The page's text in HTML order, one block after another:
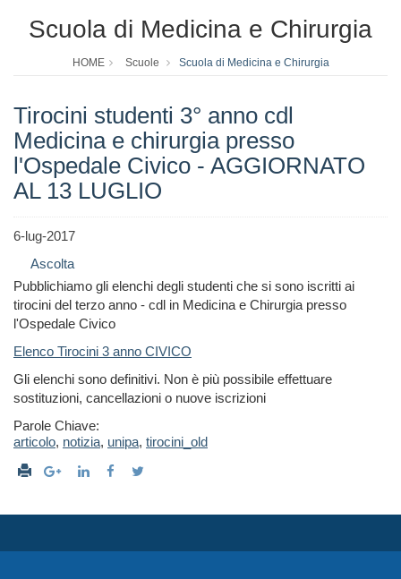
Scuola di Medicina e Chirurgia
HOME Scuole Scuola di Medicina e Chirurgia
Tirocini studenti 3° anno cdl
Medicina e chirurgia presso
l'Ospedale Civico - AGGIORNATO
AL 13 LUGLIO
6-lug-2017
Ascolta
Pubblichiamo gli elenchi degli studenti che si sono iscritti ai
tirocini del terzo anno - cdl in Medicina e Chirurgia presso
l'Ospedale Civico
Elenco Tirocini 3 anno CIVICO
Gli elenchi sono definitivi. Non è più possibile effettuare
sostituzioni, cancellazioni o nuove iscrizioni
Parole Chiave:
articolo, notizia, unipa, tirocini_old